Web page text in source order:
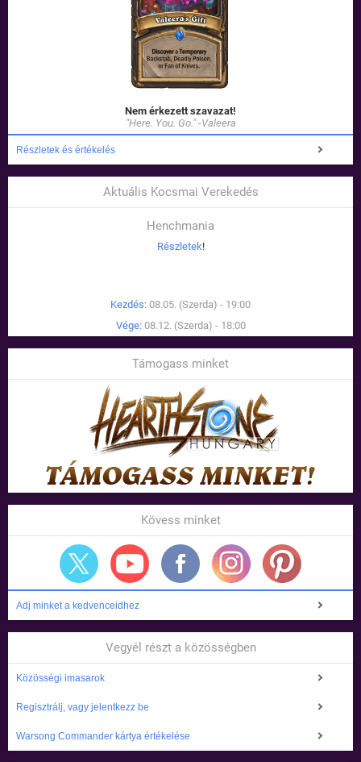
Nem érkezett szavazat!
"Here. You. Go." -Valeera
Részletek és értékelés
Aktuális Kocsmai Verekedés
Henchmania
Részletek!
Kezdés: 08.05. (Szerda) - 19:00
Vége: 08.12. (Szerda) - 18:00
Támogass minket
Kövess minket
Adj minket a kedvenceidhez
Vegyél részt a közösségben
Közösségi imasarok
Regisztrálj, vagy jelentkezz be
Warsong Commander kártya értékelése